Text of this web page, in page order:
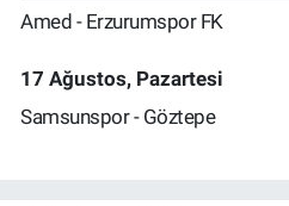
Amed - Erzurumspor FK
17 Ağustos, Pazartesi
Samsunspor - Göztepe